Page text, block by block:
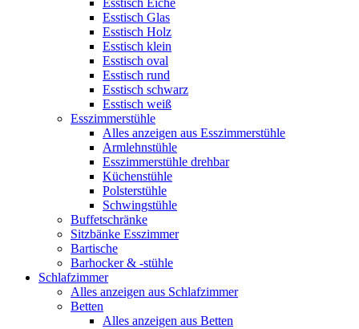
Esstisch Glas
Esstisch Holz
Esstisch klein
Esstisch oval
Esstisch rund
Esstisch schwarz
Esstisch weiß
Esszimmerstühle
Alles anzeigen aus Esszimmerstühle
Armlehnstühle
Esszimmerstühle drehbar
Küchenstühle
Polsterstühle
Schwingstühle
Buffetschränke
Sitzbänke Esszimmer
Bartische
Barhocker & -stühle
Schlafzimmer
Alles anzeigen aus Schlafzimmer
Betten
Alles anzeigen aus Betten